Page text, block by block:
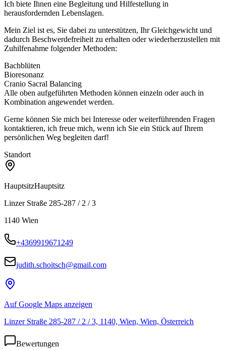
Ich biete Ihnen eine Begleitung und Hilfestellung in
herausfordernden Lebenslagen.
Mein Ziel ist es, Sie dabei zu unterstützen, Ihr Gleichgewicht und
dadurch Beschwerdefreiheit zu erhalten oder wiederherzustellen mit
Zuhilfenahme folgender Methoden:
Bachblüten
Bioresonanz
Cranio Sacral Balancing
Alle oben aufgeführten Methoden können einzeln oder auch in
Kombination angewendet werden.
Gerne können Sie mich bei Interesse oder weiterführenden Fragen
kontaktieren, ich freue mich, wenn ich Sie ein Stück auf Ihrem
persönlichen Weg begleiten darf!
Standort
HauptsitzHauptsitz
Linzer Straße 285-287 / 2 / 3
1140 Wien
+4369919671249
judith.schoitsch@gmail.com
Auf Google Maps anzeigen
Linzer Straße 285-287 / 2 / 3, 1140, Wien, Wien, Österreich
Bewertungen